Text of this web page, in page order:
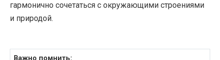
гармонично сочетаться с окружающими строениями
и природой.